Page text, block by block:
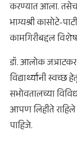
करण्यात आला. तसेच,
भाग्यश्री कासोटे-
कामगिरीबद्दल
डॉ. आलोक
विद्यार्थ्यांनी
सभोवतालच्या
आपण लिहीते
पाहिजे.